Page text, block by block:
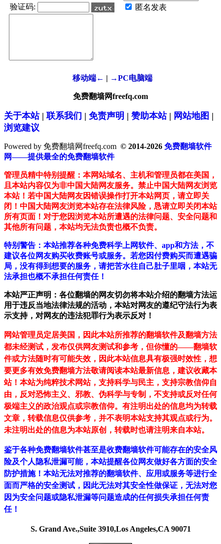
验证码: 匿名发表
移动端← | →PC电脑端
免费翻墙网freefq.com
关于本站| 联系我们 | 免责声明 | 赞助本站| 网站地图 |
浏览建议
Powered by 免费翻墙网freefq.com © 2014-2026 免费翻墙软件
网——提供最全的免费翻墙软件
管理员精中特别提醒：本网站域名、主机和管理员都在美国，
且本站内容仅为非中国大陆网友服务。禁止中国大陆网友浏览
本站！若中国大陆网友因错误操作打开本站网页，请立即关
闭！中国大陆网友浏览本站存在法律风险，恳请立即关闭本站
所有页面！对于您因浏览本站所遭遇的法律问题、安全问题和
其他所有问题，本站均无法负责也概不负责。
特别警告：本站推荐各种免费科学上网软件、app和方法，不
建议各位网友购买收费账号或服务。若您因付费购买而遭遇骗
局，没有得到想要的服务，请把苦水往自己肚子里咽，本站无
法承担也概不承担任何责任！
本站严正声明：各位翻墙的网友切勿将本站介绍的翻墙方法运
用于违反当地法律法规的活动，本站对网友的遵纪守法行为表
示支持，对网友的违法犯罪行为表示反对！
网站管理员定居美国，因此本站所推荐的翻墙软件及翻墙方法
都未经测试，发布仅供网友测试和参考，但你懂的——翻墙软
件或方法随时有可能失效，因此本站信息具有极强时效性，想
要更多有效免费翻墙方法敬请阅读本站最新信息，建议收藏本
站！ 本站为纯粹技术网站，支持科学与民主，支持宗教信仰自
由，反对恐怖主义、邪教、伪科学与专制，不支持或反对任何
极端主义的政治观点或宗教信仰。有注明出处的信息均为转载
文章，转载信息仅供参考，并不表明本站支持其观点或行为。
未注明出处的信息为本站原创，转载时也请注明来自本站。
鉴于各种免费翻墙软件甚至是收费翻墙软件可能存在的安全风
险及个人隐私泄漏可能，本站提醒各位网友做好各方面的安全
防护措施！本站无法对推荐的翻墙软件、应用或服务等进行全
面而严格的安全测试，因此无法对其安全性做保证，无法对您
因为安全问题或隐私泄漏等问题造成的任何损失承担任何责
任！
S. Grand Ave.,Suite 3910,Los Angeles,CA 90071